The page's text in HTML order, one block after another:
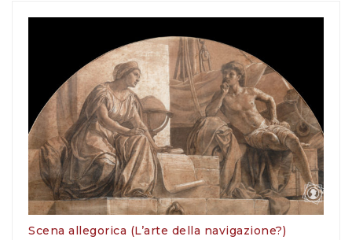
Scena allegorica (L’arte della navigazione?)